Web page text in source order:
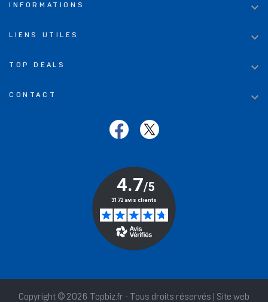
INFORMATIONS 
LIENS UTILES 
TOP DEALS 
CONTACT 
Copyright © 2026 Topbiz.fr - Tous droits réservés | Site web